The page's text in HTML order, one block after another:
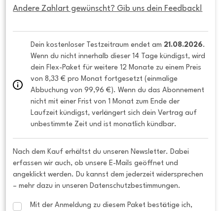
Andere Zahlart gewünscht? Gib uns dein Feedback!
Dein kostenloser Testzeitraum endet am 21.08.2026.
Wenn du nicht innerhalb dieser 14 Tage kündigst, wird
dein Flex-Paket für weitere 12 Monate zu einem Preis
von 8,33 € pro Monat fortgesetzt (einmalige
Abbuchung von 99,96 €). Wenn du das Abonnement
nicht mit einer Frist von 1 Monat zum Ende der
Laufzeit kündigst, verlängert sich dein Vertrag auf
unbestimmte Zeit und ist monatlich kündbar.
Nach dem Kauf erhältst du unseren Newsletter. Dabei
erfassen wir auch, ob unsere E-Mails geöffnet und
angeklickt werden. Du kannst dem jederzeit widersprechen
– mehr dazu in unseren Datenschutzbestimmungen.
Mit der Anmeldung zu diesem Paket bestätige ich,